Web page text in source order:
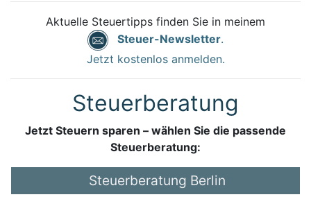
Aktuelle Steuertipps finden Sie in meinem
Steuer-Newsletter.
Jetzt kostenlos anmelden.
Steuerberatung
Jetzt Steuern sparen – wählen Sie die passende
Steuerberatung:
Steuerberatung Berlin